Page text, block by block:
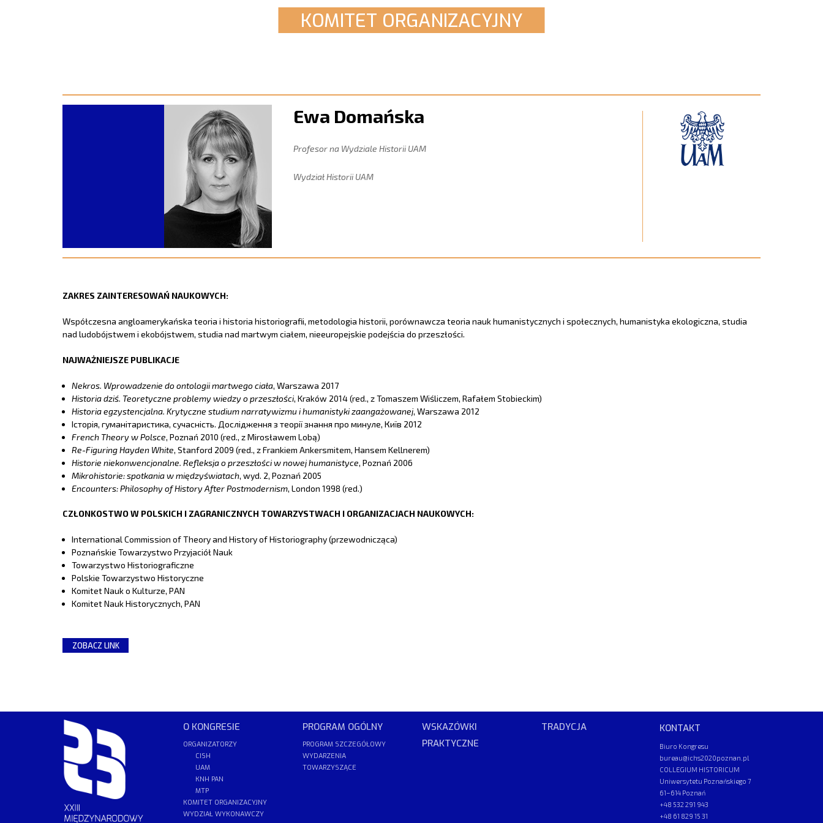
KOMITET ORGANIZACYJNY
Ewa Domańska
Profesor na Wydziale Historii UAM
Wydział Historii UAM
ZAKRES ZAINTERESOWAŃ NAUKOWYCH:
Współczesna angloamerykańska teoria i historia historiografii, metodologia historii, porównawcza teoria nauk humanistycznych i społecznych, humanistyka ekologiczna, studia
nad ludobójstwem i ekobójstwem, studia nad martwym ciałem, nieeuropejskie podejścia do przeszłości.
NAJWAŻNIEJSZE PUBLIKACJE
Nekros. Wprowadzenie do ontologii martwego ciała, Warszawa 2017
Historia dziś. Teoretyczne problemy wiedzy o przeszłości, Kraków 2014 (red., z Tomaszem Wiśliczem, Rafałem Stobieckim)
Historia egzystencjalna. Krytyczne studium narratywizmu i humanistyki zaangażowanej, Warszawa 2012
Історія, гуманітаристика, сучасність. Дослідження з теорії знання про минуле, Київ 2012
French Theory w Polsce, Poznań 2010 (red., z Mirosławem Lobą)
Re-Figuring Hayden White, Stanford 2009 (red., z Frankiem Ankersmitem, Hansem Kellnerem)
Historie niekonwencjonalne. Refleksja o przeszłości w nowej humanistyce, Poznań 2006
Mikrohistorie: spotkania w międzyświatach, wyd. 2, Poznań 2005
Encounters: Philosophy of History After Postmodernism, London 1998 (red.)
CZŁONKOSTWO W POLSKICH I ZAGRANICZNYCH TOWARZYSTWACH I ORGANIZACJACH NAUKOWYCH:
International Commission of Theory and History of Historiography (przewodnicząca)
Poznańskie Towarzystwo Przyjaciół Nauk
Towarzystwo Historiograficzne
Polskie Towarzystwo Historyczne
Komitet Nauk o Kulturze, PAN
Komitet Nauk Historycznych, PAN
ZOBACZ LINK
O KONGRESIE
ORGANIZATORZY
CISH
UAM
KNH PAN
MTP
KOMITET ORGANIZACYJNY
WYDZIAŁ WYKONAWCZY
PROGRAM OGÓLNY
PROGRAM SZCZEGÓŁOWY
WYDARZENIA
TOWARZYSZĄCE
WSKAZÓWKI
PRAKTYCZNE
TRADYCJA KONTAKT
Biuro Kongresu
bureau@ichs2020poznan.pl
COLLEGIUM HISTORICUM
Uniwersytetu Poznańskiego 7
61–614 Poznań
+48 532 291 943
+48 61 829 15 31